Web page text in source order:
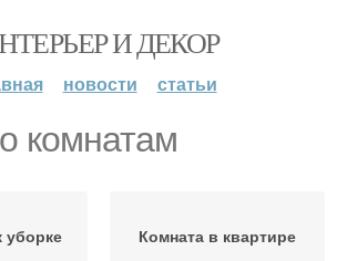
И ДЕКОР
новости статьи
комнатам
уборке Комната в квартире